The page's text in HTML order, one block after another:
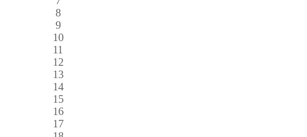
8
9
10
11
12
13
14
15
16
17